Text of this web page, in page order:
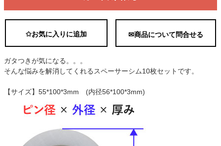
✩お気に入りに追加 ✉商品について問合せる
ガタつきが気になる。。。
そんな悩みを解消してくれるスペーサーシム10枚セットです。
【サイズ】55*100*3mm (内径56*100*3mm)